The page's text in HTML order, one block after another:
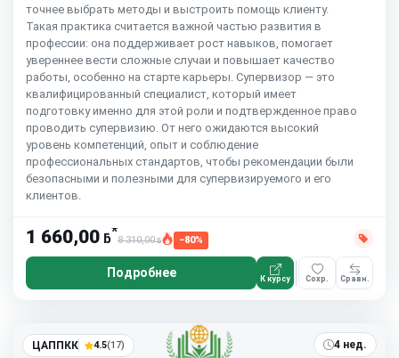
точнее выбрать методы и выстроить помощь клиенту.
Такая практика считается важной частью развития в
профессии: она поддерживает рост навыков, помогает
увереннее вести сложные случаи и повышает качество
работы, особенно на старте карьеры. Супервизор — это
квалифицированный специалист, который имеет
подготовку именно для этой роли и подтвержденное право
проводить супервизию. От него ожидаются высокий
уровень компетенций, опыт и соблюдение
профессиональных стандартов, чтобы рекомендации были
безопасными и полезными для супервизируемого и его
клиентов.
1 660,00 ƃ*
8 310,00ƃ −80%
Подробнее К курсу Сохр. Сравн.
ЦАППКК 4.5(17) 4 нед.